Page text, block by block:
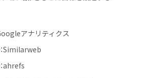
アナリティクス
Similarweb
ahrefs